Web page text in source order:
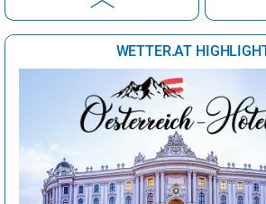
35°
29°
26°
Rom 33°
8°
40° sonnig
Havanna 32°
Istanbul 29° sonnig
WETTER.AT